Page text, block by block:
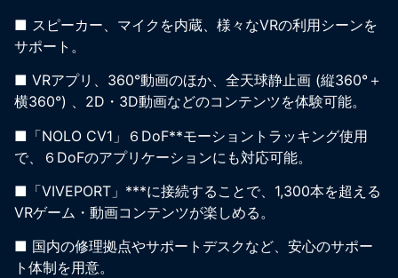
■ スピーカー、マイクを内蔵、様々なVRの利用シーンを
サポート。
■ VRアプリ、360°動画のほか、全天球静止画 (縦360°＋
横360°) 、2D・3D動画などのコンテンツを体験可能。
■「NOLO CV1」６DoF**モーショントラッキング使用
で、６DoFのアプリケーションにも対応可能。
■「VIVEPORT」***に接続することで、1,300本を超える
VRゲーム・動画コンテンツが楽しめる。
■ 国内の修理拠点やサポートデスクなど、安心のサポー
ト体制を用意。